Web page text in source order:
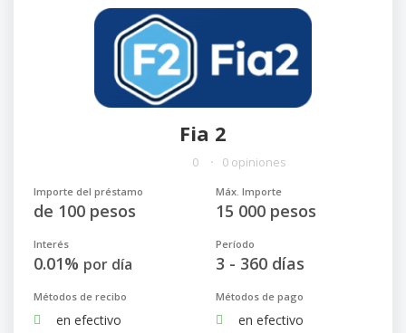
Fia 2
0 0 opiniones
Importe del préstamo
de 100 pesos
Máx. Importe
15 000 pesos
Interés
0.01% por día
Período
3 - 360 días
Métodos de recibo
en efectivo
Métodos de pago
en efectivo